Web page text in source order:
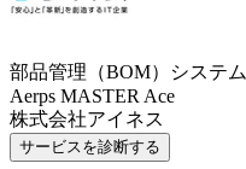
部品管理（BOM）システム
Aerps MASTER Ace
株式会社アイネス
サービスを診断する